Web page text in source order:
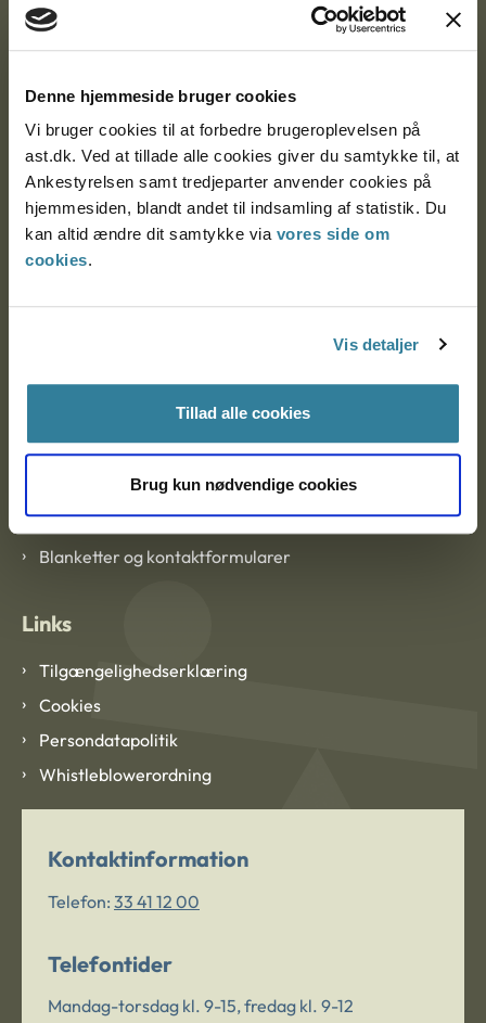
Denne hjemmeside bruger cookies
Vi bruger cookies til at forbedre brugeroplevelsen på
ast.dk. Ved at tillade alle cookies giver du samtykke til, at
Ankestyrelsen samt tredjeparter anvender cookies på
hjemmesiden, blandt andet til indsamling af statistik. Du
kan altid ændre dit samtykke via vores side om
cookies.
Vis detaljer
Tillad alle cookies
Brug kun nødvendige cookies
Ankestyrelsen
Nytorv 7, 2. sal
9000 Aalborg
Ankestyrelsen Aalborg
CVR: 1007 4002
Om Ankestyrelsen
Om Ankestyrelsen
Blanketter og kontaktformularer
Links
Tilgængelighedserklæring
Cookies
Persondatapolitik
Whistleblowerordning
Kontaktinformation
Telefon: 33 41 12 00
Telefontider
Mandag-torsdag kl. 9-15, fredag kl. 9-12